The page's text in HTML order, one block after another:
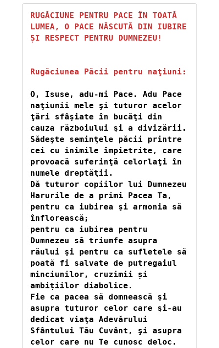
RUGĂCIUNE PENTRU PACE ÎN TOATĂ
LUMEA, O PACE NĂSCUTĂ DIN IUBIRE
ȘI RESPECT PENTRU DUMNEZEU!
O, Isuse, adu-mi Pace. Adu Pace
naţiunii mele şi tuturor acelor
ţări sfâşiate în bucăţi din
cauza războiului şi a divizării.
Sădeşte seminţele păcii printre
cei cu inimile împietrite, care
provoacă suferinţă celorlaţi în
numele dreptăţii.
Dă tuturor copiilor lui Dumnezeu
Harurile de a primi Pacea Ta,
pentru ca iubirea şi armonia să
înflorească;
pentru ca iubirea pentru
Dumnezeu să triumfe asupra
răului şi pentru ca sufletele să
poată fi salvate de putregaiul
minciunilor, cruzimii și
ambițiilor diabolice.
Fie ca pacea să domnească şi
asupra tuturor celor care şi-au
dedicat viaţa Adevărului
Sfântului Tău Cuvânt, şi asupra
celor care nu Te cunosc deloc.